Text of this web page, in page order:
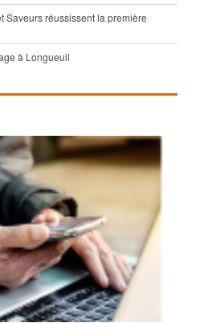
Saveurs réussissent la première
à Longueuil